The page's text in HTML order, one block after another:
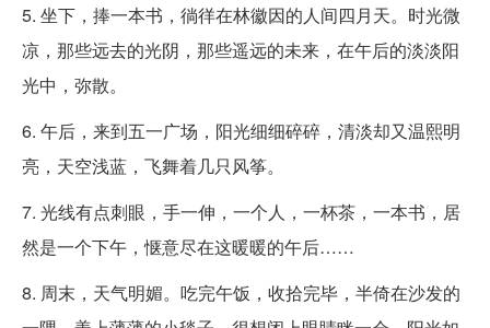
5. 坐下，捧一本书，徜徉在林徽因的人间四月天。时光微
凉，那些远去的光阴，那些遥远的未来，在午后的淡淡阳
光中，弥散。
6. 午后，来到五一广场，阳光细细碎碎，清淡却又温熙明
亮，天空浅蓝，飞舞着几只风筝。
7. 光线有点刺眼，手一伸，一个人，一杯茶，一本书，居
然是一个下午，惬意尽在这暖暖的午后……
8. 周末，天气明媚。吃完午饭，收拾完毕，半倚在沙发的